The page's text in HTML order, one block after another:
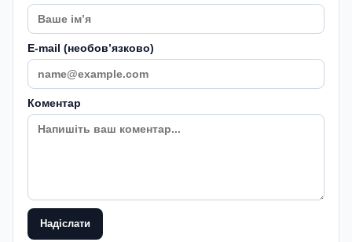
E-mail (необовʼязково)
Коментар
Надіслати